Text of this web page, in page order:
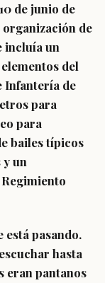
de junio de
organización de
incluía un
del
Infantería de
para
para
bailes típicos
un
está pasando.
hasta
eran pantanos